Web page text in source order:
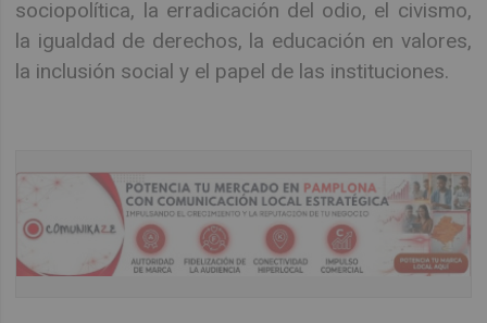
sociopolítica, la erradicación del odio, el civismo,
la igualdad de derechos, la educación en valores,
la inclusión social y el papel de las instituciones.